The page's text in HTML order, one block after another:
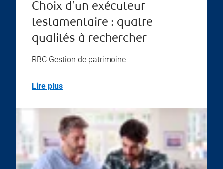
Choix d’un exécuteur
testamentaire : quatre
qualités à rechercher
RBC Gestion de patrimoine
Lire plus